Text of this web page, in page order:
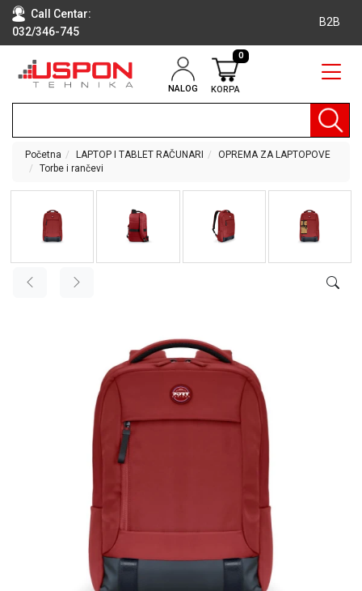
Call Centar:
032/346-745
B2B
NALOG KORPA
0
RAČUNARI
TEHNIKA
KLIME I
DODATNA
Početna LAPTOP I TABLET RAČUNARI
OPREMA ZA LAPTOPOVE
Torbe i rančevi